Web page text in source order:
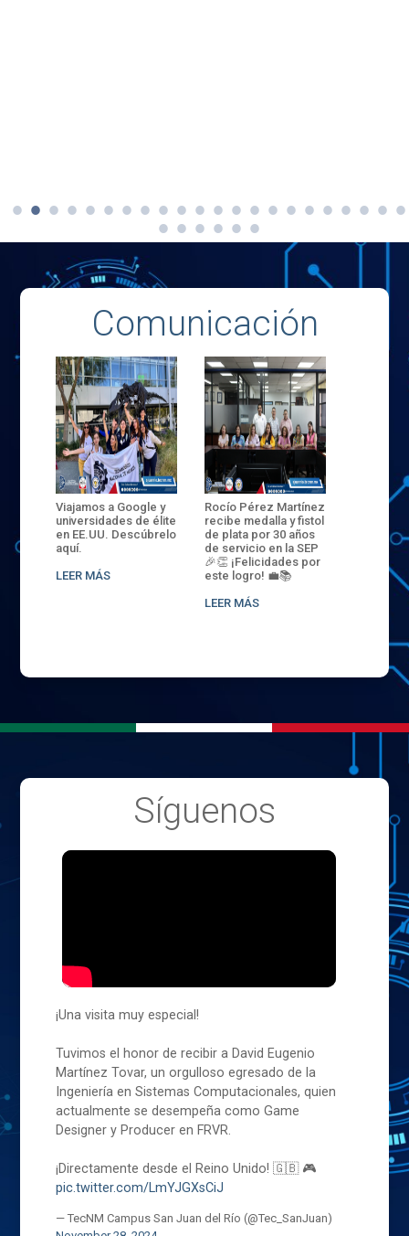
Comunicación
Viajamos a Google y
universidades de élite
en EE.UU. Descúbrelo
aquí.
LEER MÁS
Rocío Pérez Martínez
recibe medalla y fistol
de plata por 30 años
de servicio en la SEP
🎉👏 ¡Felicidades por
este logro! 💼📚
LEER MÁS
ENECB-
del
batalla.
32
sede
Síguenos
¡Una visita muy especial!
Tuvimos el honor de recibir a David Eugenio
Martínez Tovar, un orgulloso egresado de la
Ingeniería en Sistemas Computacionales, quien
actualmente se desempeña como Game
Designer y Producer en FRVR.
¡Directamente desde el Reino Unido! 🇬🇧 🎮
pic.twitter.com/LmYJGXsCiJ
— TecNM Campus San Juan del Río (@Tec_SanJuan)